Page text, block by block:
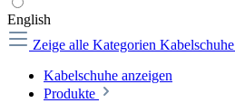
English
Zeige alle Kategorien Kabelschuhe
Kabelschuhe anzeigen
Produkte